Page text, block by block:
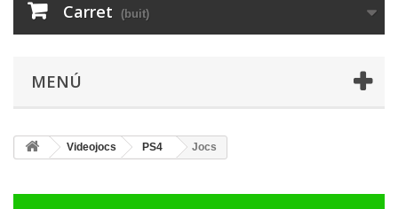
Carret (buit)
MENÚ
Videojocs PS4 Jocs